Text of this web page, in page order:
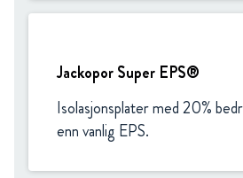
Jackopor Super EPS®
Isolasjonsplater med 20%
enn vanlig EPS.